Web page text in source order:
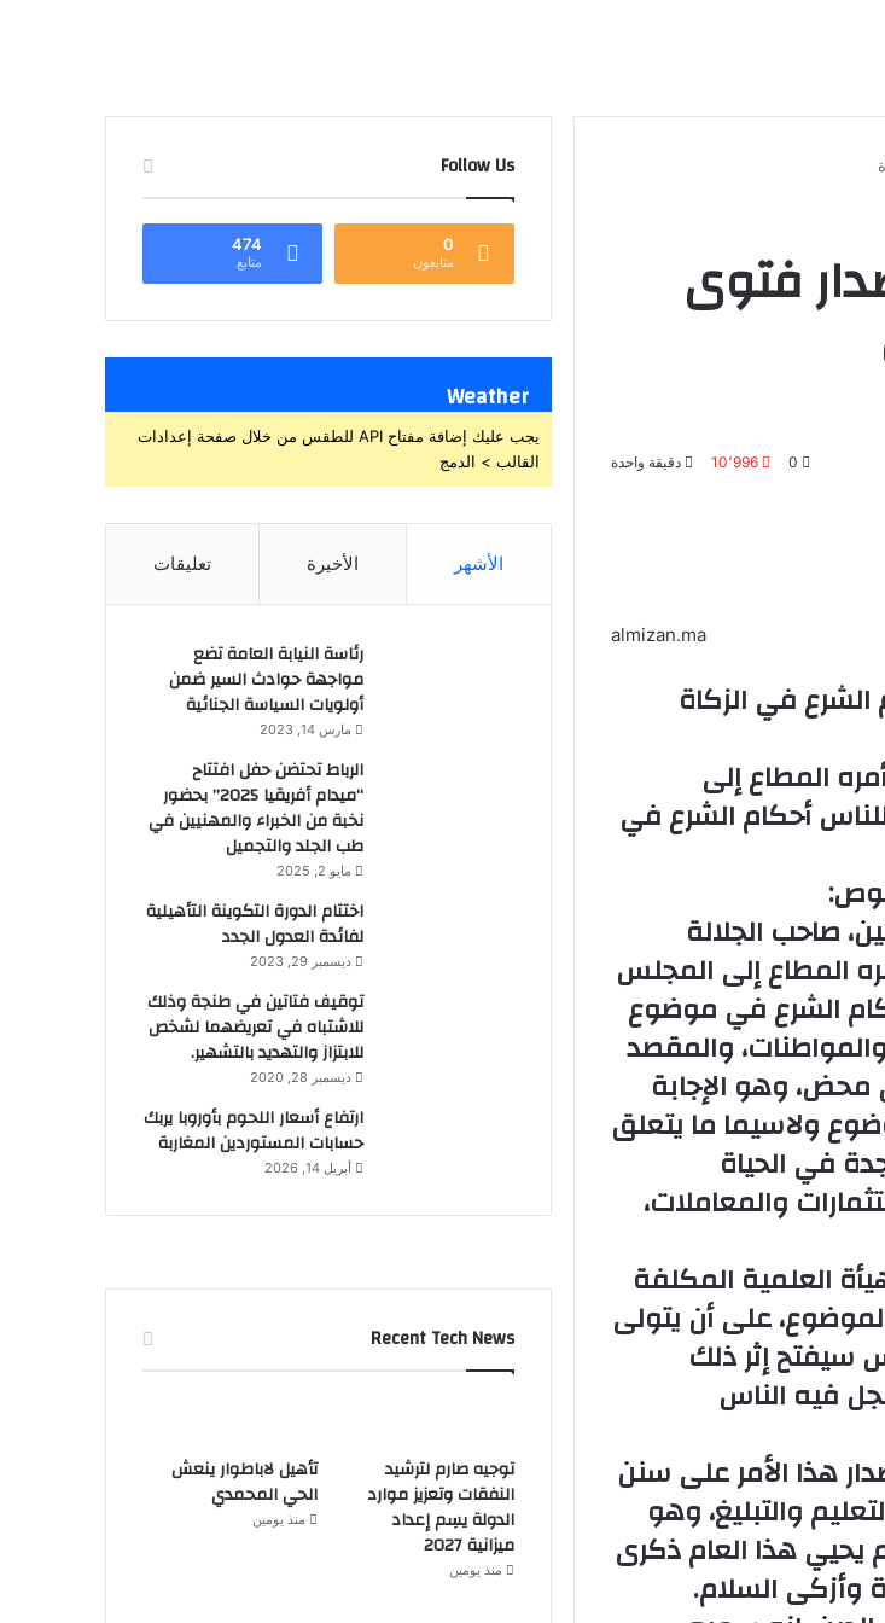
فتوى
0 10٬996 دقيقة واحدة
almizan.ma
في الزكاة
المطاع إلى
أحكام الشرع في
صاحب الجلالة
المطاع إلى المجلس
الشرع في موضوع
والمقصد
وهو الإجابة
ولاسيما ما يتعلق
في الحياة
والمعاملات،
العلمية المكلفة
على أن يتولى
سيفتح إثر ذلك
فيه الناس
هذا الأمر على سنن
والتبليغ، وهو
يحيي هذا العام ذكرى
وأزكى السلام.
Follow Us
0
متابعون
474
متابع
Weather
يجب عليك إضافة مفتاح API للطقس من خلال صفحة إعدادات
القالب > الدمج
الأشهر الأخيرة تعليقات
رئاسة النيابة العامة تضع
مواجهة حوادث السير ضمن
أولويات السياسة الجنائية
مارس 14, 2023
الرباط تحتضن حفل افتتاح
“ميدام أفريقيا 2025” بحضور
نخبة من الخبراء والمهنيين في
طب الجلد والتجميل
مايو 2, 2025
اختتام الدورة التكوينة التأهيلية
لفائدة العدول الجدد
ديسمبر 29, 2023
توقيف فتاتين في طنجة وذلك
للاشتباه في تعريضهما لشخص
للابتزاز والتهديد بالتشهير.
ديسمبر 28, 2020
ارتفاع أسعار اللحوم بأوروبا يربك
حسابات المستوردين المغاربة
أبريل 14, 2026
Recent Tech News
توجيه صارم لترشيد
النفقات وتعزيز موارد
الدولة يسِم إعداد
ميزانية 2027
منذ يومين
تأهيل لاباطوار ينعش
الحي المحمدي
منذ يومين